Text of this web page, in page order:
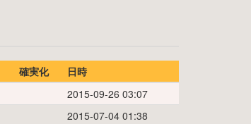
確実化
日時
2015-09-26 03:07
2015-07-04 01:38